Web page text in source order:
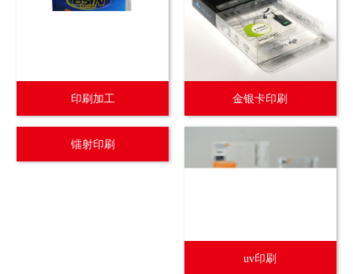
印刷加工 金银卡印刷
镭射印刷
uv印刷